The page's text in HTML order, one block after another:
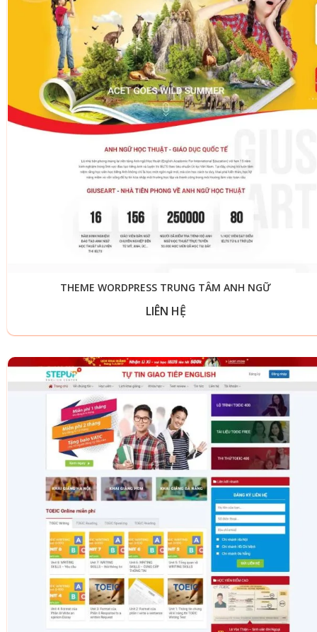
THEME WORDPRESS TRUNG TÂM ANH NGỮ
LIÊN HỆ